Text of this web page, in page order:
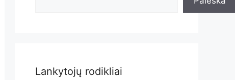
Lankytojų rodikliai